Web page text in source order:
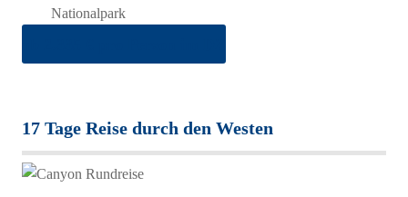
Nationalpark
17 Tage Reise durch den Westen